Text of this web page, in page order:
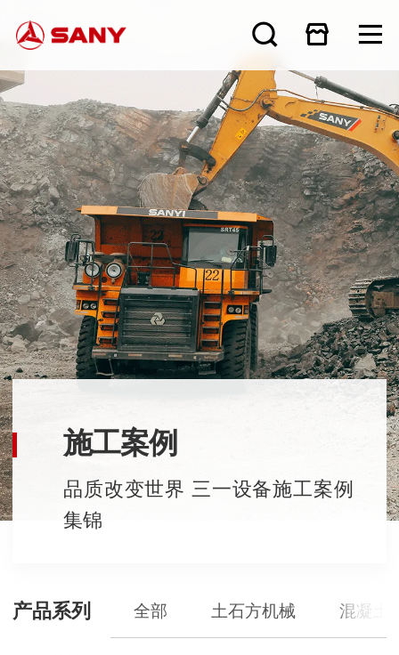
施工案例
品质改变世界 三一设备施工案例
集锦
产品系列 全部 土石方机械 混凝土